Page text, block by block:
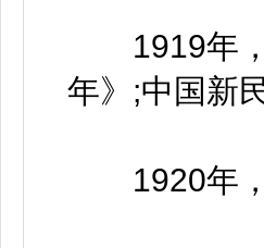
1919年，
年》;中国新
1920年，